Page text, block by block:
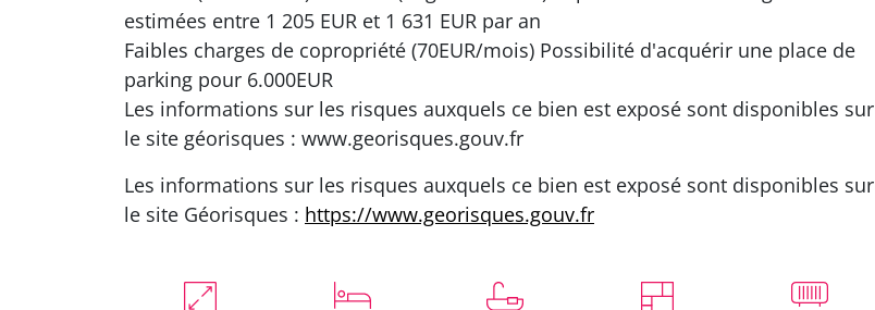
estimées entre 1 205 EUR et 1 631 EUR par an
Faibles charges de copropriété (70EUR/mois) Possibilité d'acquérir une place de
parking pour 6.000EUR
Les informations sur les risques auxquels ce bien est exposé sont disponibles sur
le site géorisques : www.georisques.gouv.fr
Les informations sur les risques auxquels ce bien est exposé sont disponibles sur
le site Géorisques : https://www.georisques.gouv.fr